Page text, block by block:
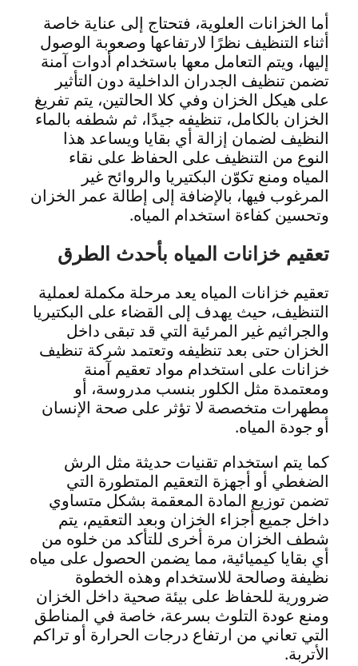
أما الخزانات العلوية، فتحتاج إلى عناية خاصة
أثناء التنظيف نظرًا لارتفاعها وصعوبة الوصول
إليها، ويتم التعامل معها باستخدام أدوات آمنة
تضمن تنظيف الجدران الداخلية دون التأثير
على هيكل الخزان وفي كلا الحالتين، يتم تفريغ
الخزان بالكامل، تنظيفه جيدًا، ثم شطفه بالماء
النظيف لضمان إزالة أي بقايا ويساعد هذا
النوع من التنظيف على الحفاظ على نقاء
المياه ومنع تكوّن البكتيريا والروائح غير
المرغوب فيها، بالإضافة إلى إطالة عمر الخزان
وتحسين كفاءة استخدام المياه.
تعقيم خزانات المياه بأحدث الطرق
تعقيم خزانات المياه يعد مرحلة مكملة لعملية
التنظيف، حيث يهدف إلى القضاء على البكتيريا
والجراثيم غير المرئية التي قد تبقى داخل
الخزان حتى بعد تنظيفه وتعتمد شركة تنظيف
خزانات على استخدام مواد تعقيم آمنة
ومعتمدة مثل الكلور بنسب مدروسة، أو
مطهرات متخصصة لا تؤثر على صحة الإنسان
أو جودة المياه.
كما يتم استخدام تقنيات حديثة مثل الرش
الضغطي أو أجهزة التعقيم المتطورة التي
تضمن توزيع المادة المعقمة بشكل متساوي
داخل جميع أجزاء الخزان وبعد التعقيم، يتم
شطف الخزان مرة أخرى للتأكد من خلوه من
أي بقايا كيميائية، مما يضمن الحصول على مياه
نظيفة وصالحة للاستخدام وهذه الخطوة
ضرورية للحفاظ على بيئة صحية داخل الخزان
ومنع عودة التلوث بسرعة، خاصة في المناطق
التي تعاني من ارتفاع درجات الحرارة أو تراكم
الأتربة.